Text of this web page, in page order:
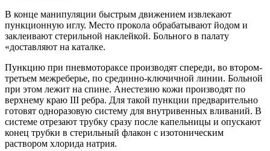
В конце манипуляции быстрым движением извлекают
пункционную иглу. Место прокола обрабатывают йодом и
заклеивают стерильной наклейкой. Больного в палату
«доставляют на каталке.
Пункцию при пневмотораксе производят спереди, во втором-
третьем межреберье, по срединно-ключичной линии. Больной
при этом лежит на спине. Анестезию кожи производят по
верхнему краю III ребра. Для такой пункции предварительно
готовят одноразовую систему для внутривенных вливаний. В
системе отрезают трубку сразу после капельницы и опускают
конец трубки в стерильный флакон с изотоническим
раствором хлорида натрия.